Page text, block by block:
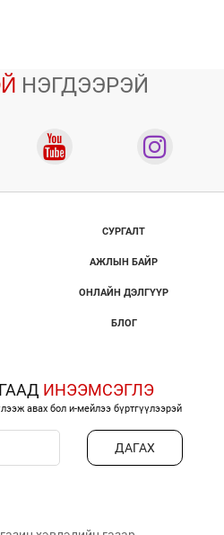
НЭГДЭЭРЭЙ
СУРГАЛТ
АЖЛЫН БАЙР
ОНЛАЙН ДЭЛГҮҮР
БЛОГ
ИНЭЭМСЭГЛЭ
авах бол и-мейлээ бүртгүүлээрэй
ДАГАХ